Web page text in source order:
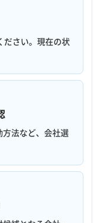
ださい。現在の状
法など、会社選